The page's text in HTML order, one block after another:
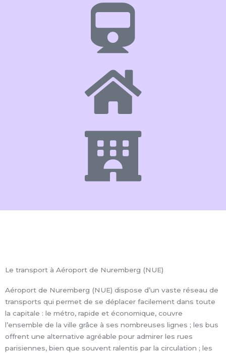
Le transport à Aéroport de Nuremberg (NUE)
Aéroport de Nuremberg (NUE) dispose d’un vaste réseau de
transports qui permet de se déplacer facilement dans toute
la capitale : le métro, rapide et économique, couvre
l’ensemble de la ville grâce à ses nombreuses lignes ; les bus
offrent une alternative agréable pour admirer les rues
parisiennes, bien que souvent ralentis par la circulation ; les